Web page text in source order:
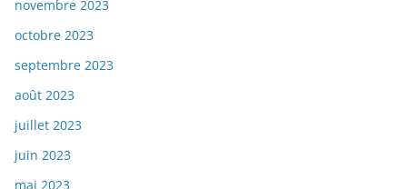
novembre 2023
octobre 2023
septembre 2023
août 2023
juillet 2023
juin 2023
mai 2023